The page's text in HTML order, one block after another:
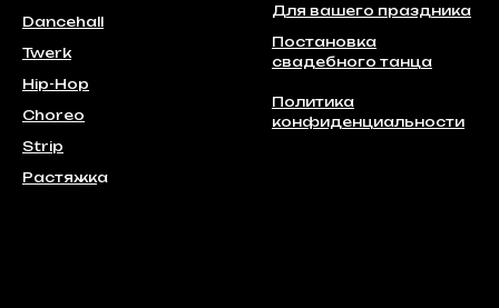
Dancehall
Twerk
Hip-Hop
Choreo
Strip
Растяжка
Для вашего праздника
Постановка
свадебного танца
Политика
конфиденциальности